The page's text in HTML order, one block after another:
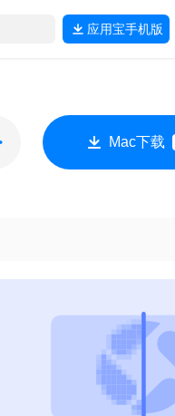
应用宝手机版
Mac下载